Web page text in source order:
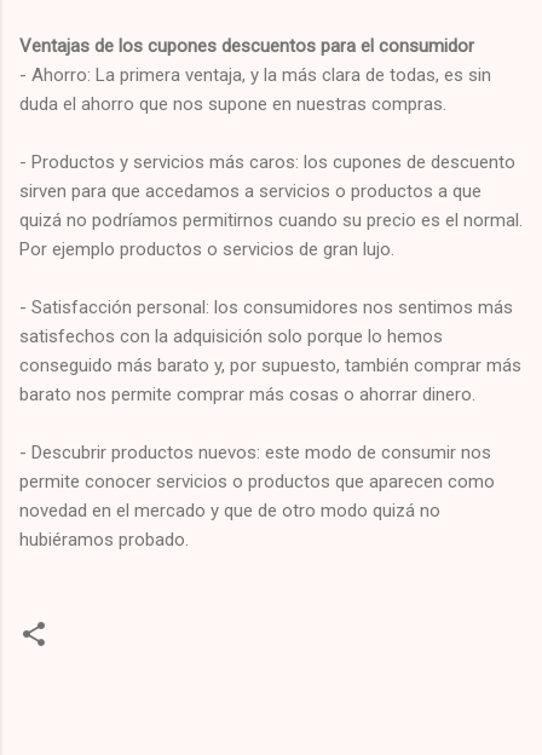
Ventajas de los cupones descuentos para el consumidor
- Ahorro: La primera ventaja, y la más clara de todas, es sin
duda el ahorro que nos supone en nuestras compras.
- Productos y servicios más caros: los cupones de descuento
sirven para que accedamos a servicios o productos a que
quizá no podríamos permitirnos cuando su precio es el normal.
Por ejemplo productos o servicios de gran lujo.
- Satisfacción personal: los consumidores nos sentimos más
satisfechos con la adquisición solo porque lo hemos
conseguido más barato y, por supuesto, también comprar más
barato nos permite comprar más cosas o ahorrar dinero.
- Descubrir productos nuevos: este modo de consumir nos
permite conocer servicios o productos que aparecen como
novedad en el mercado y que de otro modo quizá no
hubiéramos probado.